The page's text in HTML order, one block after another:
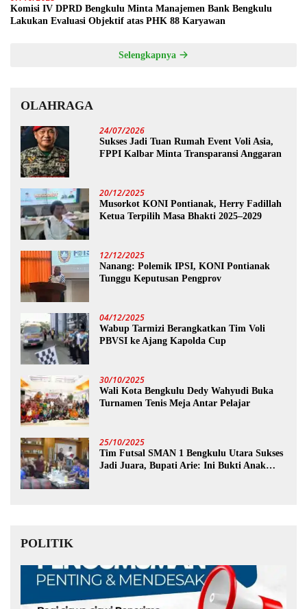
Komisi IV DPRD Bengkulu Minta Manajemen Bank Bengkulu
Lakukan Evaluasi Objektif atas PHK 88 Karyawan
Selengkapnya
OLAHRAGA
24/07/2026
Sukses Jadi Tuan Rumah Event Voli Asia,
FPPI Kalbar Minta Transparansi Anggaran
20/12/2025
Musorkot KONI Pontianak, Herry Fadillah
Ketua Terpilih Masa Bhakti 2025–2029
12/12/2025
Nanang: Polemik IPSI, KONI Pontianak
Tunggu Keputusan Pengprov
04/12/2025
Wabup Tarmizi Berangkatkan Tim Voli
PBVSI ke Ajang Kapolda Cup
30/10/2025
Wali Kota Bengkulu Dedy Wahyudi Buka
Turnamen Tenis Meja Antar Pelajar
25/10/2025
Tim Futsal SMAN 1 Bengkulu Utara Sukses
Jadi Juara, Bupati Arie: Ini Bukti Anak
POLITIK